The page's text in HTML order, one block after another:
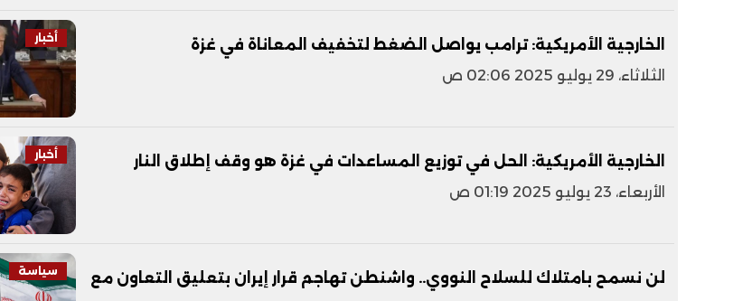
أخبار
الخارجية الأمريكية: ترامب يواصل الضغط لتخفيف المعاناة في غزة
الثلاثاء، 29 يوليو 2025 02:06 ص
أخبار
الخارجية الأمريكية: الحل في توزيع المساعدات في غزة هو وقف إطلاق النار
الأربعاء، 23 يوليو 2025 01:19 ص
سياسة
لن نسمح بامتلاك للسلاح النووي.. واشنطن تهاجم قرار إيران بتعليق التعاون مع